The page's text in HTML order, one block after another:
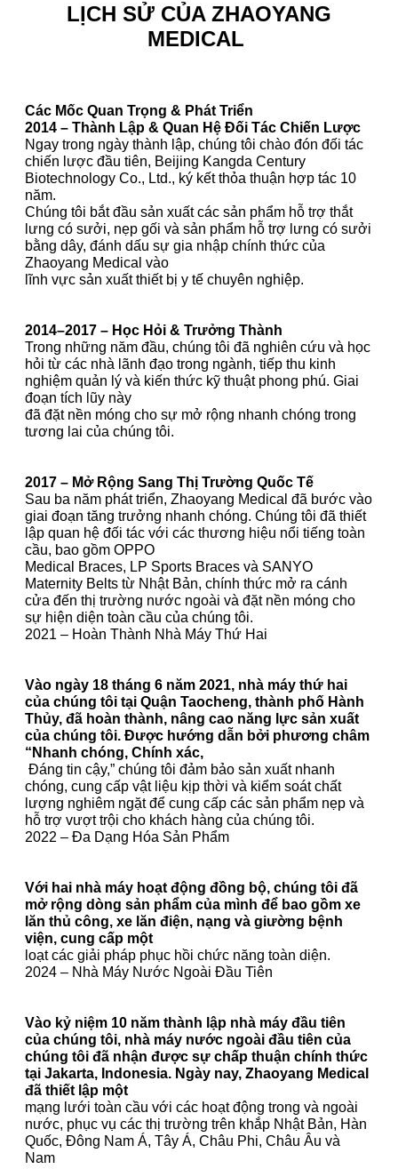
LỊCH SỬ CỦA ZHAOYANG
MEDICAL
Các Mốc Quan Trọng & Phát Triển
2014 – Thành Lập & Quan Hệ Đối Tác Chiến Lược
Ngay trong ngày thành lập, chúng tôi chào đón đối tác
chiến lược đầu tiên, Beijing Kangda Century
Biotechnology Co., Ltd., ký kết thỏa thuận hợp tác 10
năm.
Chúng tôi bắt đầu sản xuất các sản phẩm hỗ trợ thắt
lưng có sưởi, nẹp gối và sản phẩm hỗ trợ lưng có sưởi
bằng dây, đánh dấu sự gia nhập chính thức của
Zhaoyang Medical vào
lĩnh vực sản xuất thiết bị y tế chuyên nghiệp.
2014–2017 – Học Hỏi & Trưởng Thành
Trong những năm đầu, chúng tôi đã nghiên cứu và học
hỏi từ các nhà lãnh đạo trong ngành, tiếp thu kinh
nghiệm quản lý và kiến thức kỹ thuật phong phú. Giai
đoạn tích lũy này
đã đặt nền móng cho sự mở rộng nhanh chóng trong
tương lai của chúng tôi.
2017 – Mở Rộng Sang Thị Trường Quốc Tế
Sau ba năm phát triển, Zhaoyang Medical đã bước vào
giai đoạn tăng trưởng nhanh chóng. Chúng tôi đã thiết
lập quan hệ đối tác với các thương hiệu nổi tiếng toàn
cầu, bao gồm OPPO
Medical Braces, LP Sports Braces và SANYO
Maternity Belts từ Nhật Bản, chính thức mở ra cánh
cửa đến thị trường nước ngoài và đặt nền móng cho
sự hiện diện toàn cầu của chúng tôi.
2021 – Hoàn Thành Nhà Máy Thứ Hai
Vào ngày 18 tháng 6 năm 2021, nhà máy thứ hai
của chúng tôi tại Quận Taocheng, thành phố Hành
Thủy, đã hoàn thành, nâng cao năng lực sản xuất
của chúng tôi. Được hướng dẫn bởi phương châm
“Nhanh chóng, Chính xác,
Đáng tin cậy,” chúng tôi đảm bảo sản xuất nhanh
chóng, cung cấp vật liệu kịp thời và kiểm soát chất
lượng nghiêm ngặt để cung cấp các sản phẩm nẹp và
hỗ trợ vượt trội cho khách hàng của chúng tôi.
2022 – Đa Dạng Hóa Sản Phẩm
Với hai nhà máy hoạt động đồng bộ, chúng tôi đã
mở rộng dòng sản phẩm của mình để bao gồm xe
lăn thủ công, xe lăn điện, nạng và giường bệnh
viện, cung cấp một
loạt các giải pháp phục hồi chức năng toàn diện.
2024 – Nhà Máy Nước Ngoài Đầu Tiên
Vào kỷ niệm 10 năm thành lập nhà máy đầu tiên
của chúng tôi, nhà máy nước ngoài đầu tiên của
chúng tôi đã nhận được sự chấp thuận chính thức
tại Jakarta, Indonesia. Ngày nay, Zhaoyang Medical
đã thiết lập một
mạng lưới toàn cầu với các hoạt động trong và ngoài
nước, phục vụ các thị trường trên khắp Nhật Bản, Hàn
Quốc, Đông Nam Á, Tây Á, Châu Phi, Châu Âu và
Nam